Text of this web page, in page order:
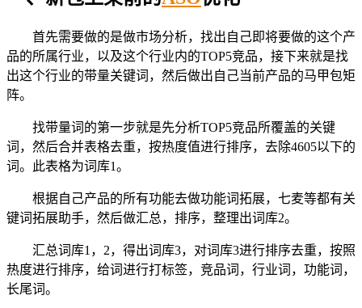
首先需要做的是做市场分析，找出自己即将要做的这个产
品的所属行业，以及这个行业内的TOP5竞品，接下来就是找
出这个行业的带量关键词，然后做出自己当前产品的马甲包矩
阵。
找带量词的第一步就是先分析TOP5竞品所覆盖的关键
词，然后合并表格去重，按热度值进行排序，去除4605以下的
词。此表格为词库1。
根据自己产品的所有功能去做功能词拓展，七麦等都有关
键词拓展助手，然后做汇总，排序，整理出词库2。
汇总词库1，2，得出词库3，对词库3进行排序去重，按照
热度进行排序，给词进行打标签，竞品词，行业词，功能词，
长尾词。